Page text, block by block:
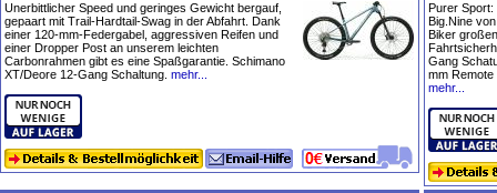
Unerbittlicher Speed und geringes Gewicht bergauf,
gepaart mit Trail-Hardtail-Swag in der Abfahrt. Dank
einer 120-mm-Federgabel, aggressiven Reifen und
einer Dropper Post an unserem leichten
Carbonrahmen gibt es eine Spaßgarantie. Schimano
XT/Deore 12-Gang Schaltung. mehr...
Purer Sport:
Big.Nine
Biker
Gang
mm Remote
mehr...